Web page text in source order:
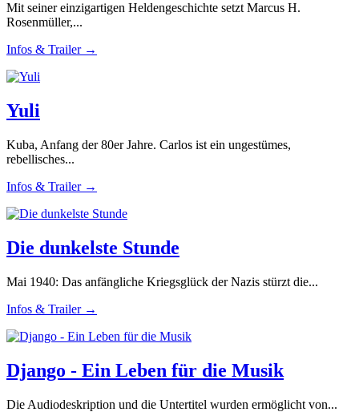
Mit seiner einzigartigen Heldengeschichte setzt Marcus H.
Rosenmüller,...
Infos & Trailer →
Yuli
Kuba, Anfang der 80er Jahre. Carlos ist ein ungestümes,
rebellisches...
Infos & Trailer →
Die dunkelste Stunde
Mai 1940: Das anfängliche Kriegsglück der Nazis stürzt die...
Infos & Trailer →
Django - Ein Leben für die Musik
Die Audiodeskription und die Untertitel wurden ermöglicht von...